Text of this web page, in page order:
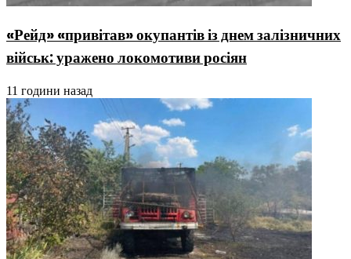
«Рейд» «привітав» окупантів із днем залізничних
військ: уражено локомотиви росіян
11 години назад